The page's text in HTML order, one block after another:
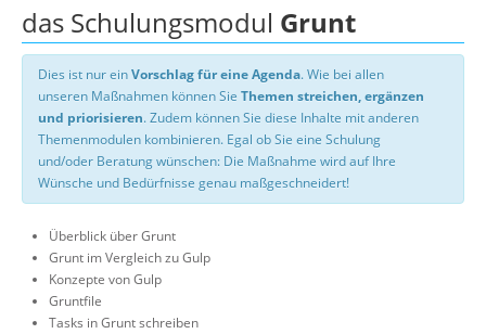
das Schulungsmodul Grunt
Dies ist nur einVorschlag für eine Agenda. Wie bei allen
unseren Maßnahmen können Sie Themen streichen, ergänzen
und priorisieren. Zudem können Sie diese Inhalte mit anderen
Themenmodulen kombinieren. Egal ob Sie eine Schulung
und/oder Beratung wünschen: Die Maßnahme wird auf Ihre
Wünsche und Bedürfnisse genau maßgeschneidert!
Überblick über Grunt
Grunt im Vergleich zu Gulp
Konzepte von Gulp
Gruntfile
Tasks in Grunt schreiben